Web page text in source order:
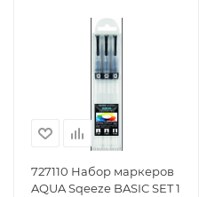
727110 Набор маркеров
AQUA Sqeeze BASIC SET 1